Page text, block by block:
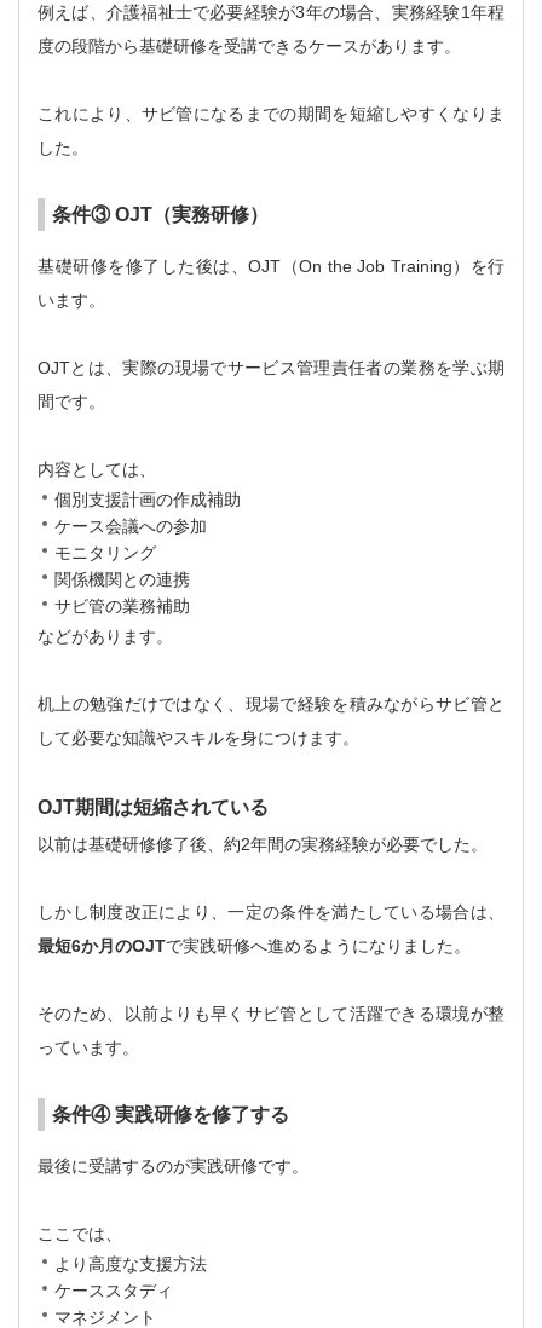
例えば、介護福祉士で必要経験が3年の場合、実務経験1年程
度の段階から基礎研修を受講できるケースがあります。
これにより、サビ管になるまでの期間を短縮しやすくなりま
した。
条件③ OJT（実務研修）
基礎研修を修了した後は、OJT（On the Job Training）を行
います。
OJTとは、実際の現場でサービス管理責任者の業務を学ぶ期
間です。
内容としては、
個別支援計画の作成補助
ケース会議への参加
モニタリング
関係機関との連携
サビ管の業務補助
などがあります。
机上の勉強だけではなく、現場で経験を積みながらサビ管と
して必要な知識やスキルを身につけます。
OJT期間は短縮されている
以前は基礎研修修了後、約2年間の実務経験が必要でした。
しかし制度改正により、一定の条件を満たしている場合は、
最短6か月のOJTで実践研修へ進めるようになりました。
そのため、以前よりも早くサビ管として活躍できる環境が整
っています。
条件④ 実践研修を修了する
最後に受講するのが実践研修です。
ここでは、
より高度な支援方法
ケーススタディ
マネジメント